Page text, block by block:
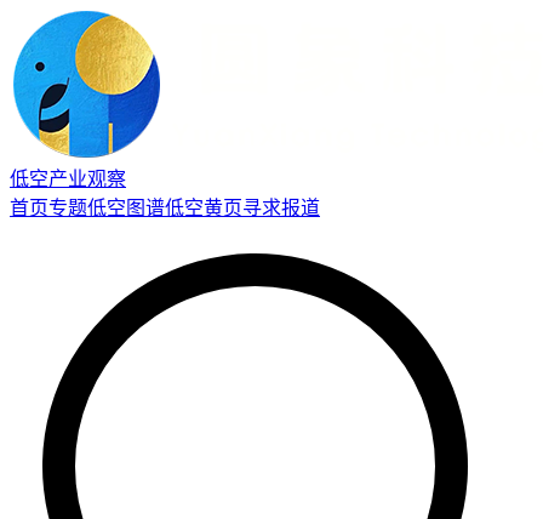
低空产业观察
首页专题低空图谱低空黄页寻求报道